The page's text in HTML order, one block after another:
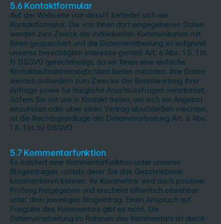
5.6 Kontaktformular
Auf der Webseite von dexxIT befindet sich ein
Kontaktformular. Die von Ihnen dort eingegebenen Daten
werden zum Zweck der individuellen Kommunikation mit
Ihnen gespeichert und die Datenverarbeitung ist aufgrund
unseres berechtigten Interesse gemäß Art. 6 Abs. 1 S. 1 lit.
f) DSGVO gerechtfertigt, da wir Ihnen eine einfache
Kontaktaufnahmemöglichkeit bieten möchten. Ihre Daten
werden außerdem zum Zwecke der Beantwortung Ihrer
Anfrage sowie für mögliche Anschlussfragen verarbeitet.
Sofern Sie mit uns in Kontakt treten, um sich ein Angebot
einzuholen oder aber einen Vertrag abschließen möchten,
ist die Rechtsgrundlage der Datenverarbeitung Art. 6 Abs.
1 S. 1 lit. b) DSGVO.
5.7 Kommentarfunktion
Es existiert eine Kommentarfunktion unter unseren
Blogeinträgen, mittels derer Sie das Geschriebene
kommentieren können. Ihr Kommentar wird nach positiver
Prüfung freigegeben und erscheint öffentlich einsehbar
unter dem jeweiligen Blogeintrag. Einen Anspruch auf
Freigabe des Kommentars gibt es nicht. Die
Datenverarbeitung im Rahmen des Kommentars ist durch